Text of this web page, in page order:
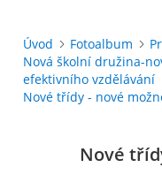
Úvod Fotoalbum
Nová školní družina-
efektivního vzdělávání
Nové třídy - nové
Nové